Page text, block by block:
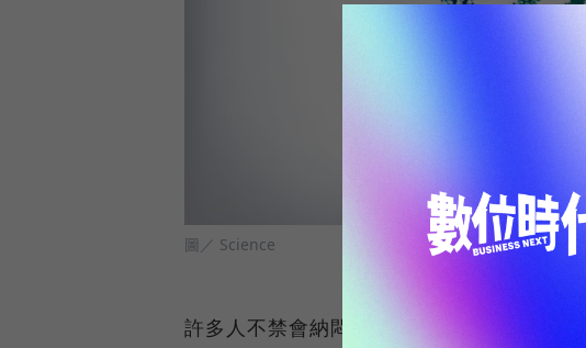
圖／ Science
許多人不禁會納悶，這些臨床數據究竟從